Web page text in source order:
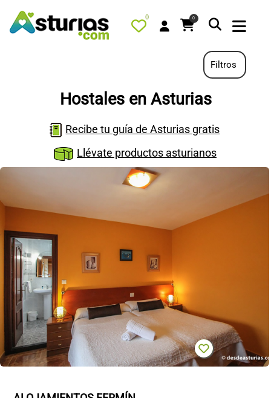
0 0
QUÉ HACER
ALOJAMIENTOS
RESTAURANTES
TURISMO ACTIVO
TIENDA
AGENDA
OFERTAS
CONTACTO
Filtros
Hostales en Asturias
Recibe tu guía de Asturias gratis
Llévate productos asturianos